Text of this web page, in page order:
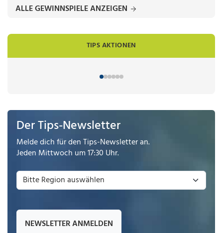
ALLE GEWINNSPIELE ANZEIGEN
TIPS AKTIONEN
Der Tips-Newsletter
Melde dich für den Tips-Newsletter an.
Jeden Mittwoch um 17:30 Uhr.
NEWSLETTER ANMELDEN